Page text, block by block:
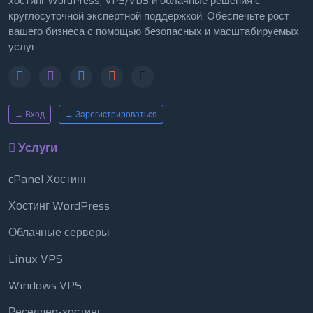
круглосуточной экспертной поддержкой. Обеспечьте рост
вашего бизнеса с помощью безопасных и масштабируемых
услуг.
→ Вход → Зарегистрироваться
Услуги
cPanel Хостинг
Хостинг WordPress
Облачные серверы
Linux VPS
Windows VPS